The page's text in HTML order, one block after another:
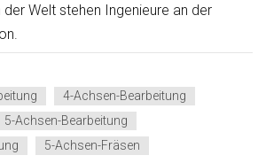
Welt stehen Ingenieure an der
4-Achsen-Bearbeitung
5-Achsen-Bearbeitung
5-Achsen-Fräsen